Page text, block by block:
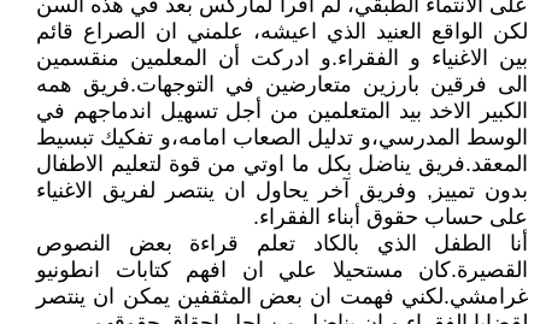
على الانتماء الطبقي، لم أقرأ لماركس بعد في هذه السن
لكن الواقع العنيد الذي اعيشه، علمني ان الصراع قائم
بين الاغنياء و الفقراء.و ادركت أن المعلمين منقسمين
الى فرقين بارزين متعارضين في التوجهات.فريق همه
الكبير الاخد بيد المتعلمين من أجل تسهيل اندماجهم في
الوسط المدرسي،و تدليل الصعاب امامه،و تفكيك تبسيط
المعقد.فريق يناضل بكل ما اوتي من قوة لتعليم الاطفال
بدون تمييز, وفريق آخر يحاول ان ينتصر لفريق الاغنياء
على حساب حقوق أبناء الفقراء.
أنا الطفل الذي بالكاد تعلم قراءة بعض النصوص
القصيرة.كان مستحيلا علي ان افهم كتابات انطونيو
غرامشي.لكني فهمت ان بعض المثقفين يمكن ان ينتصر